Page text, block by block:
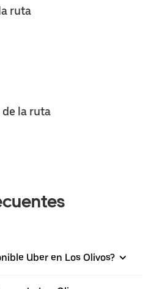
ruta
la ruta
Uber en Los Olivos?